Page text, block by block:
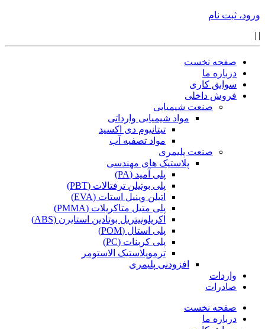
ورود، ثبت نام
|
|
صفحه نخست
درباره ما
سوابق کاری
فروش داخلی
صنعت شیمیایی
مواد شیمیایی وارداتی
تیتانیوم دی اکسید
مواد تصفیه آب
صنعت پلیمری
پلاستیک های مهندسی
پلی آمید (PA)
پلی بوتیلن ترفتالات (PBT)
اتیلن وینیل استات (EVA)
پلی متیل متاکریلات (PMMA)
اکریلونیتریل بوتادین استایرن (ABS)
پلی استال (POM)
پلی کربنات (PC)
ترموپلاستیک الاستومر
افزودنی پلیمری
واردات
صادرات
صفحه نخست
درباره ما